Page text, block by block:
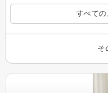
すべて
そ